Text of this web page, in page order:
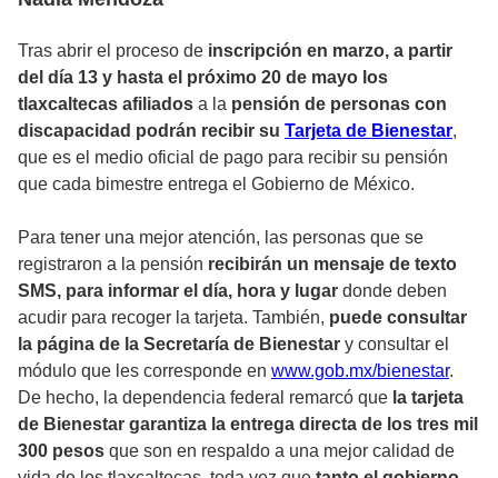
Tras abrir el proceso de inscripción en marzo, a partir
del día 13 y hasta el próximo 20 de mayo los
tlaxcaltecas afiliados a la pensión de personas con
discapacidad podrán recibir su Tarjeta de Bienestar,
que es el medio oficial de pago para recibir su pensión
que cada bimestre entrega el Gobierno de México.
Para tener una mejor atención, las personas que se
registraron a la pensión recibirán un mensaje de texto
SMS, para informar el día, hora y lugar donde deben
acudir para recoger la tarjeta. También, puede consultar
la página de la Secretaría de Bienestar y consultar el
módulo que les corresponde en www.gob.mx/bienestar.
De hecho, la dependencia federal remarcó que la tarjeta
de Bienestar garantiza la entrega directa de los tres mil
300 pesos que son en respaldo a una mejor calidad de